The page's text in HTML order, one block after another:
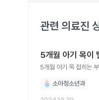
관련 의료진
5개월 아기 목이
5개월 아기 목 접히는
소아청소년과